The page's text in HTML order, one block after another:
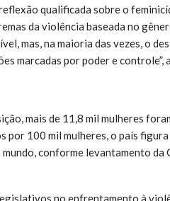
qualificada sobre o
da violência baseada no
mas, na maioria das vezes, o
marcadas por poder e controle”,
mais de 11,8 mil mulheres
por 100 mil mulheres, o país
conforme levantamento da
no enfrentamento à